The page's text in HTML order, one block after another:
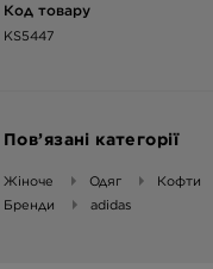
Код товару
KS5447
Пов’язані категорії
Жіноче Одяг
Кофти
Бренди
adidas